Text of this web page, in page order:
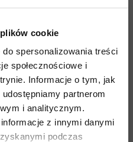
cookie
spersonalizowania treści
społecznościowe i
Informacje o tym, jak
partnerom
i analitycznym.
z innymi danymi
podczas
test UIAA: 1,5%
przy 80 kg): 5
przy 55 kg): 15